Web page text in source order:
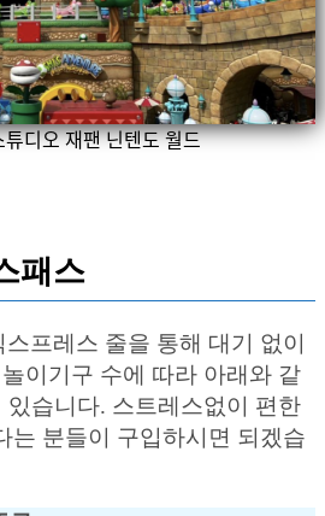
재팬 닌텐도 월드
패스
프레스 줄을 통해 대기 없이
이기구 수에 따라 아래와 같
있습니다. 스트레스없이 편한
는 분들이 구입하시면 되겠습